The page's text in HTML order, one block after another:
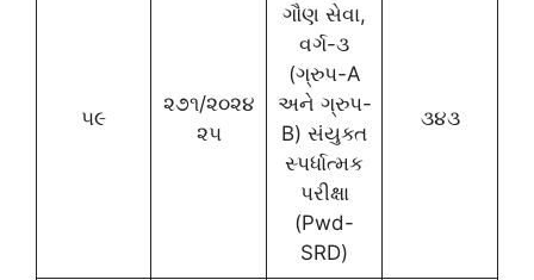
૫૯
૨૭૧/૨૦૨૪
૨૫
ગૌણ સેવા,
વર્ગ-૩
(ગ્રુપ-A
અને ગ્રુપ-
B) સંયુક્ત
સ્પર્ધાત્મક
પરીક્ષા
(Pwd-
SRD)
૩૪૩